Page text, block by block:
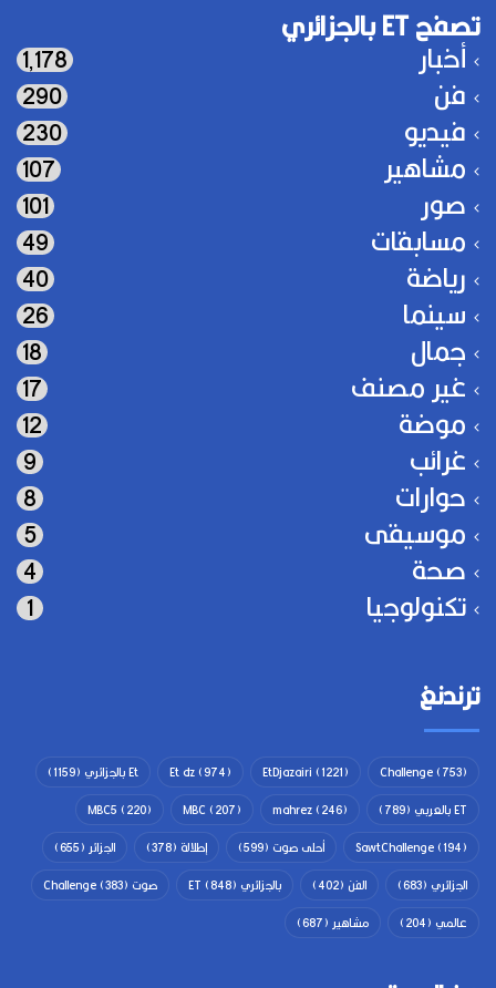
تصفح ET بالجزائري
أخبار 1٬178
فن 290
فيديو 230
مشاهير 107
صور 101
مسابقات 49
رياضة 40
سينما 26
جمال 18
غير مصنف 17
موضة 12
غرائب 9
حوارات 8
موسيقى 5
صحة 4
تكنولوجيا 1
ترندنغ
Challenge(753)
EtDjazairi (1221)
Et dz(974) Et بالجزائري
(1159)
ET بالعربي
(789)
mahrez(246)
MBC(207)
MBC5 (220)
SawtChallenge(194) أحلى صوت (599) إطلالة (378) الجزائر (655)
الجزائري (683) الفن (402) بالجزائري ET (848) صوت Challenge (383)
عالمي (204) مشاهير (687)